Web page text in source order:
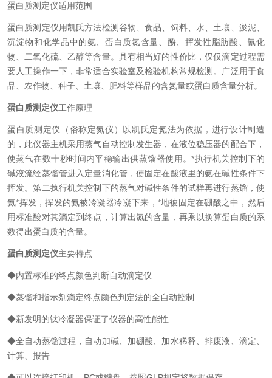
蛋白质测定仪适用范围
蛋白质测定仪用凯氏方法检测谷物、食品、饲料、水、土壤、淤泥、
沉淀物和化学品中的氨、蛋白质氮含量、酚、挥发性脂肪酸、氰化
物、二氧化硫、乙醇等含量。具有相当好的性价比，仅仅滴定过程需
要人工操作一下，非常适合实验室及检验机构常规检测。广泛用于食
品、农作物、种子、土壤、肥料等样品的含氮量或蛋白质含量分析。
蛋白质测定仪工作原理
蛋白质测定仪（俗称定氮仪）以凯氏定氮法为依据，进行设计制造
的，此仪器主机采用蒸气自动控制发生器，在液位稳压器的配合下，
使蒸气在数十秒时间内平稳输出供蒸馏器使用。*执行机关控制下的
碱液流经蒸馏管进入定量消化管，使固定在酸液里的氨在碱性条件下
挥发。第二执行机关控制下的蒸气对碱性条件的试样再进行蒸馏，使
氨*挥发，挥发的氨被冷凝器冷凝下来，*地被固定在硼酸之中，然后
用标准酸对其滴定到终点，计算出氮的含量，再乘以换算蛋白质的系
数得出蛋白质的含量。
蛋白质测定仪主要特点
◆内置标准的终点颜色判断自动滴定仪
◆蒸馏和指示剂滴定终点颜色判定法的全自动控制
◆新发明的钛冷凝器保证了仪器的高性能性
◆全自动蒸馏过程，自动加碱、加硼酸、加水稀释、排废液、滴定、
计算、报告